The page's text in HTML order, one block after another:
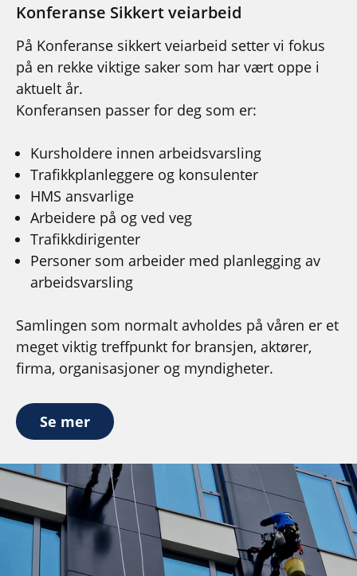
Konferanse Sikkert veiarbeid
På Konferanse sikkert veiarbeid setter vi fokus
på en rekke viktige saker som har vært oppe i
aktuelt år.
Konferansen passer for deg som er:
Kursholdere innen arbeidsvarsling
Trafikkplanleggere og konsulenter
HMS ansvarlige
Arbeidere på og ved veg
Trafikkdirigenter
Personer som arbeider med planlegging av
arbeidsvarsling
Samlingen som normalt avholdes på våren er et
meget viktig treffpunkt for bransjen, aktører,
firma, organisasjoner og myndigheter.
Se mer